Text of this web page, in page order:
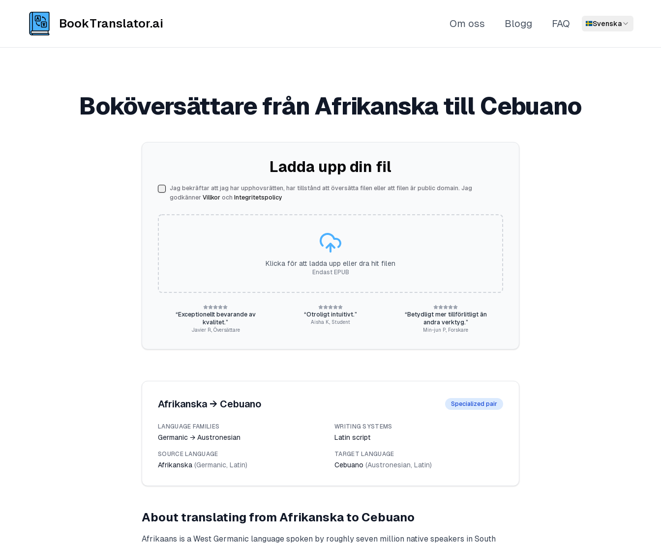
BookTranslator.ai Om oss Blogg FAQ Svenska
Boköversättare från Afrikanska till Cebuano
Ladda upp din fil
Jag bekräftar att jag har upphovsrätten, har tillstånd att översätta filen eller att filen är public domain. Jag
godkänner Villkor och Integritetspolicy
Klicka för att ladda upp eller dra hit filen
Endast EPUB
“ Exceptionellt bevarande av
kvalitet.”
Javier R. Översättare
“Otroligt intuitivt.”
Aisha K. Student
“ Betydligt mer tillförlitligt än
andra verktyg.”
Min-jun P. Forskare
Afrikanska → Cebuano Specialized pair
LANGUAGE FAMILIES
Germanic → Austronesian
WRITING SYSTEMS
Latin script
SOURCE LANGUAGE
Afrikanska (Germanic, Latin)
TARGET LANGUAGE
Cebuano (Austronesian, Latin)
About translating from Afrikanska to Cebuano
Afrikaans is a West Germanic language spoken by roughly seven million native speakers in South